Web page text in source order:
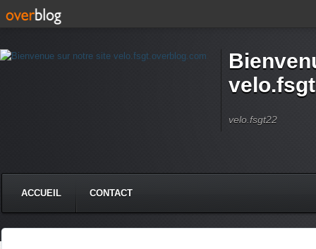
velo.fsgt22
ACCUEIL CONTACT